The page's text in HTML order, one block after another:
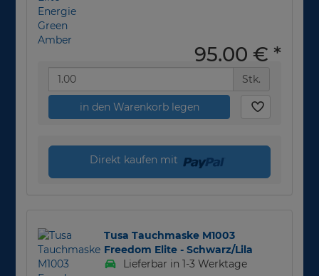
95,00 € *
Stk.
in den Warenkorb legen
Direkt kaufen mit
Tusa Tauchmaske M1003
Freedom Elite - Schwarz/Lila
Lieferbar in 1-3 Werktage